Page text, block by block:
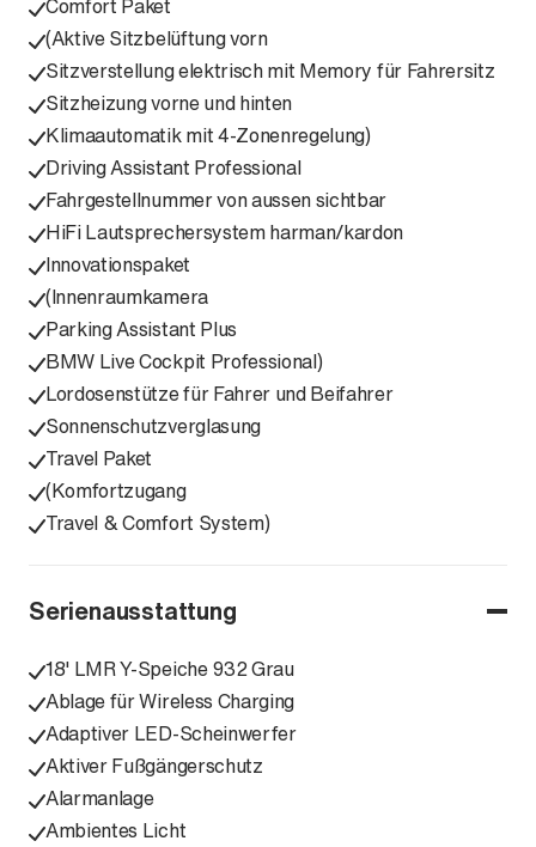
Comfort Paket
(Aktive Sitzbelüftung vorn
Sitzverstellung elektrisch mit Memory für Fahrersitz
Sitzheizung vorne und hinten
Klimaautomatik mit 4-Zonenregelung)
Driving Assistant Professional
Fahrgestellnummer von aussen sichtbar
HiFi Lautsprechersystem harman/kardon
Innovationspaket
(Innenraumkamera
Parking Assistant Plus
BMW Live Cockpit Professional)
Lordosenstütze für Fahrer und Beifahrer
Sonnenschutzverglasung
Travel Paket
(Komfortzugang
Travel & Comfort System)
Serienausstattung
18' LMR Y-Speiche 932 Grau
Ablage für Wireless Charging
Adaptiver LED-Scheinwerfer
Aktiver Fußgängerschutz
Alarmanlage
Ambientes Licht